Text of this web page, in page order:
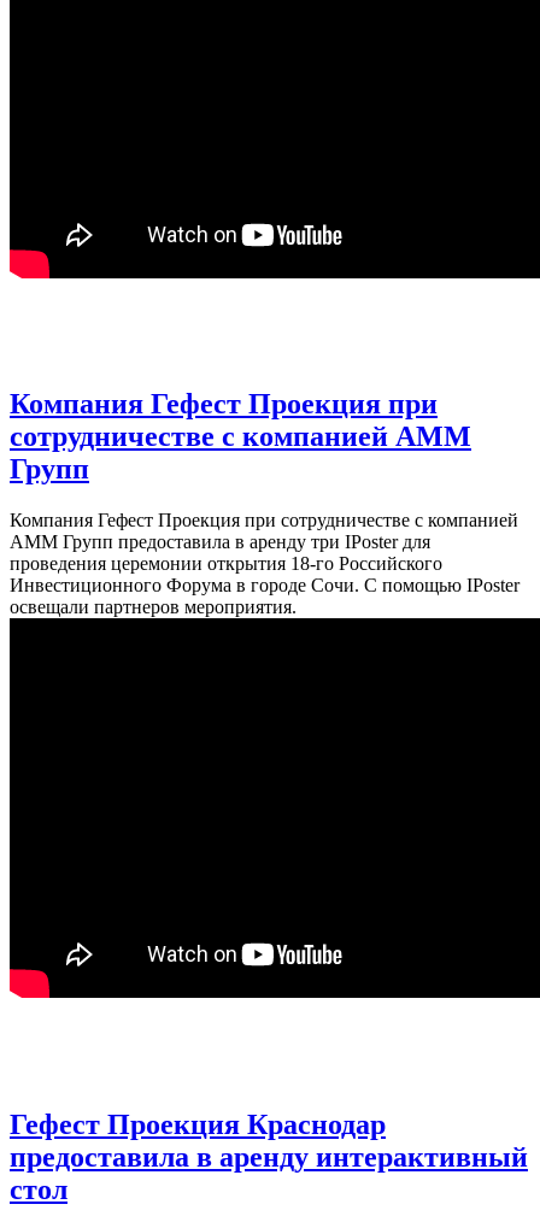
Компания Гефест Проекция при
сотрудничестве с компанией АММ
Групп
Компания Гефест Проекция при сотрудничестве с компанией
АММ Групп предоставила в аренду три IРoster для
проведения церемонии открытия 18-го Российского
Инвестиционного Форума в городе Сочи. С помощью IРoster
освещали партнеров мероприятия.
Гефест Проекция Краснодар
предоставила в аренду интерактивный
стол